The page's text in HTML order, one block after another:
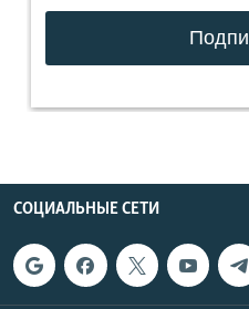
СОЦИАЛЬНЫЕ СЕТИ